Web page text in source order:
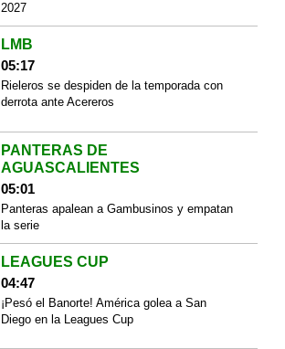
2027
LMB
05:17
Rieleros se despiden de la temporada con
derrota ante Acereros
PANTERAS DE
AGUASCALIENTES
05:01
Panteras apalean a Gambusinos y empatan
la serie
LEAGUES CUP
04:47
¡Pesó el Banorte! América golea a San
Diego en la Leagues Cup